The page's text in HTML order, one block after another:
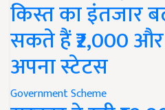
किस्त का इंतजार
सकते हैं ₹2,000
अपना स्टेटस
Government Scheme